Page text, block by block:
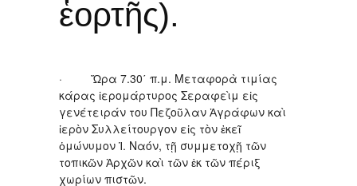
ἑορτῆς).
· Ὥρα 7.30΄ π.μ. Μεταφορὰ τιμίας
κάρας ἱερομάρτυρος Σεραφεὶμ εἰς
γενέτειράν του Πεζοῦλαν Ἀγράφων καὶ
ἱερὸν Συλλείτουργον εἰς τὸν ἐκεῖ
ὁμώνυμον Ἱ. Ναόν, τῇ συμμετοχῇ τῶν
τοπικῶν Ἀρχῶν καὶ τῶν ἐκ τῶν πέριξ
χωρίων πιστῶν.